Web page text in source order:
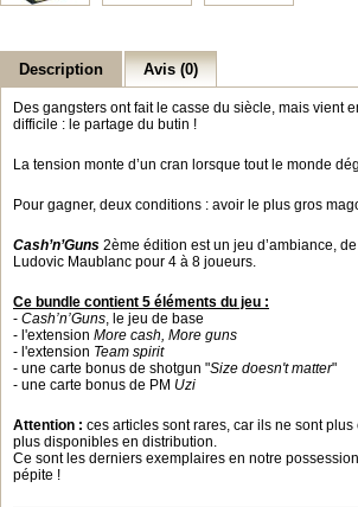
Description Avis (0)
Des gangsters ont fait le casse du siècle, mais vient
difficile : le partage du butin !
La tension monte d’un cran lorsque tout le monde
Pour gagner, deux conditions : avoir le plus gros
Cash’n’Guns 2ème édition est un jeu d’ambiance,
Ludovic Maublanc pour 4 à 8 joueurs.
Ce bundle contient 5 éléments du jeu :
- Cash’n’Guns, le jeu de base
- l'extension More cash, More guns
- l'extension Team spirit
- une carte bonus de shotgun "Size doesn't matter"
- une carte bonus de PM Uzi
Attention : ces articles sont rares, car ils ne sont
plus disponibles en distribution.
Ce sont les derniers exemplaires en notre
pépite !